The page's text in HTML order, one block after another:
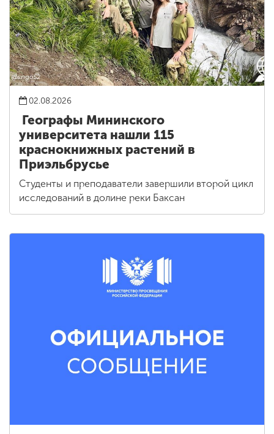
02.08.2026
Географы Мининского
университета нашли 115
краснокнижных растений в
Приэльбрусье
Студенты и преподаватели завершили второй цикл
исследований в долине реки Баксан